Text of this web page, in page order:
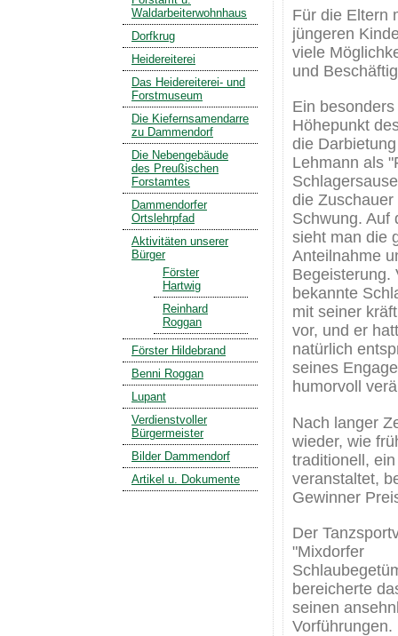
Für die Eltern
jüngeren
viele
und
Ein
Höhepunkt
die
Lehmann als
die
Schwung. Auf
sieht man die
Anteilnahme
Begeisterung.
bekannte
mit seiner
vor, und er
natürlich
seines
humorvoll
Nach langer
wieder, wie
traditionell,
veranstaltet,
Gewinner
Der
"Mixdorfer
bereicherte
seinen
Vorführungen.
Waldarbeiterwohnhaus
Dorfkrug
Heidereiterei
Das Heidereiterei- und
Forstmuseum
Die Kiefernsamendarre
zu Dammendorf
Die Nebengebäude
des Preußischen
Forstamtes
Dammendorfer
Ortslehrpfad
Aktivitäten unserer
Bürger
Förster
Hartwig
Reinhard
Roggan
Förster Hildebrand
Benni Roggan
Lupant
Verdienstvoller
Bürgermeister
Bilder Dammendorf
Artikel u. Dokumente